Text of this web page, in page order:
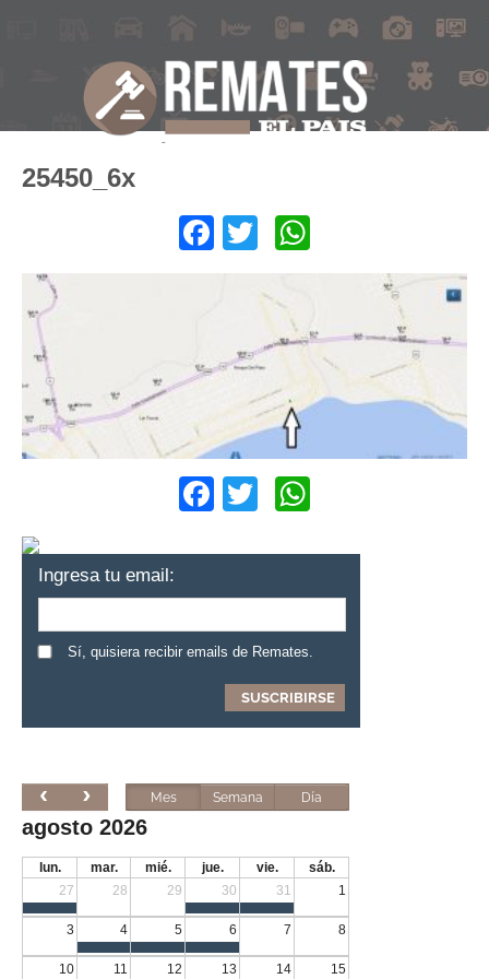
25450_6x
Facebook
Twitter
Facebook
Twitter
Ingresa tu email:
Sí, quisiera recibir emails de Remates.
Mes Semana Día
agosto 2026
lun. mar. mié. jue. vie.
sáb.
27
28 29 30 31 1
3 4 5 6 7 8
10 11 12 13 14 15